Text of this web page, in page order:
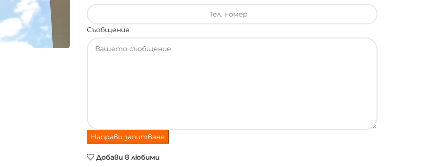
Съобщение
Направи запитване
Добави в любими